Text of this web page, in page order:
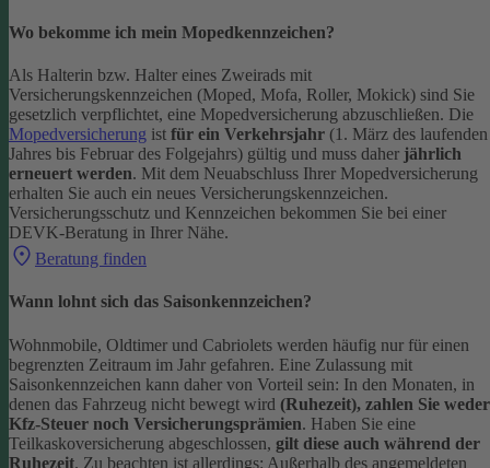
Wo bekomme ich mein Mopedkennzeichen?
Als Halterin bzw. Halter eines Zweirads mit
Versicherungskennzeichen (Moped, Mofa, Roller, Mokick) sind Sie
gesetzlich verpflichtet, eine Mopedversicherung abzuschließen. Die
Mopedversicherung ist für ein Verkehrsjahr (1. März des laufenden
Jahres bis Februar des Folgejahrs) gültig und muss daher jährlich
erneuert werden. Mit dem Neuabschluss Ihrer Mopedversicherung
erhalten Sie auch ein neues Versicherungskennzeichen.
Versicherungsschutz und Kennzeichen bekommen Sie bei einer
DEVK-Beratung in Ihrer Nähe.
Beratung finden
Wann lohnt sich das Saisonkennzeichen?
Wohnmobile, Oldtimer und Cabriolets werden häufig nur für einen
begrenzten Zeitraum im Jahr gefahren. Eine Zulassung mit
Saisonkennzeichen kann daher von Vorteil sein: In den Monaten, in
denen das Fahrzeug nicht bewegt wird (Ruhezeit), zahlen Sie weder
Kfz-Steuer noch Versicherungsprämien. Haben Sie eine
Teilkaskoversicherung abgeschlossen, gilt diese auch während der
Ruhezeit. Zu beachten ist allerdings: Außerhalb des angemeldeten